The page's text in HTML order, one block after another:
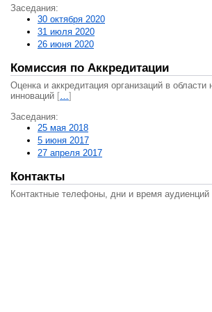
Заседания:
30 октября 2020
31 июля 2020
26 июня 2020
Комиссия по Аккредитации
Оценка и аккредитация организаций в области
инноваций […]
Заседания:
25 мая 2018
5 июня 2017
27 апреля 2017
Контакты
Контактные телефоны, дни и время аудиенций